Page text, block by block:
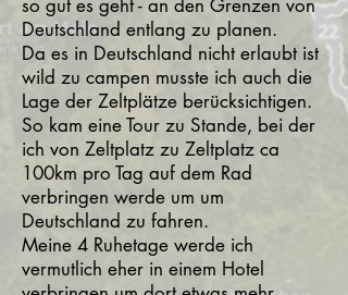
so gut es geht - an den Grenzen von
Deutschland entlang zu planen.
Da es in Deutschland nicht erlaubt ist
wild zu campen musste ich auch die
Lage der Zeltplätze berücksichtigen.
So kam eine Tour zu Stande, bei der
ich von Zeltplatz zu Zeltplatz ca
100km pro Tag auf dem Rad
verbringen werde um um
Deutschland zu fahren.
Meine 4 Ruhetage werde ich
vermutlich eher in einem Hotel